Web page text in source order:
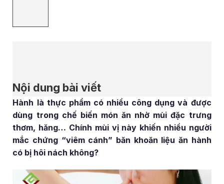
Nội dung bài viết
Hành là thực phẩm có nhiều công dụng và được
dùng trong chế biến món ăn nhờ mùi đặc trưng
thơm, hăng… Chính mùi vị này khiến nhiều người
mắc chứng “viêm cánh” băn khoăn liệu ăn hành
có bị hôi nách không?